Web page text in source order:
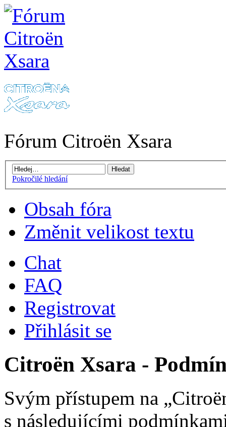
Fórum Citroën Xsara
Pokročilé hledání
Obsah fóra
Změnit velikost textu
Chat
FAQ
Registrovat
Přihlásit se
Citroën Xsara -
Svým přístupem na
s následujícími